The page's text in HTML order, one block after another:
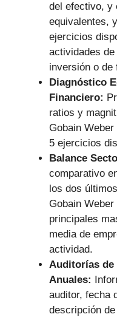
del efectivo, y
equivalentes,
ejercicios
actividades
inversión o de
Diagnóstico
Financiero:
ratios y
Gobain
5 ejercicios
Balance
comparativo
los dos
Gobain
principales
media de
actividad.
Auditorías de
Anuales:
auditor, fecha
descripción